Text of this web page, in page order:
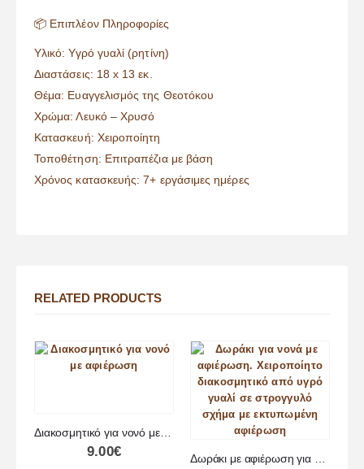
📦 Επιπλέον Πληροφορίες
Υλικό: Υγρό γυαλί (ρητίνη)
Διαστάσεις: 18 x 13 εκ.
Θέμα: Ευαγγελισμός της Θεοτόκου
Χρώμα: Λευκό – Χρυσό
Κατασκευή: Χειροποίητη
Τοποθέτηση: Επιτραπέζια με βάση
Χρόνος κατασκευής: 7+ εργάσιμες ημέρες
RELATED PRODUCTS
Διακοσμητικό για νονό με αφιέρωση
9.00€